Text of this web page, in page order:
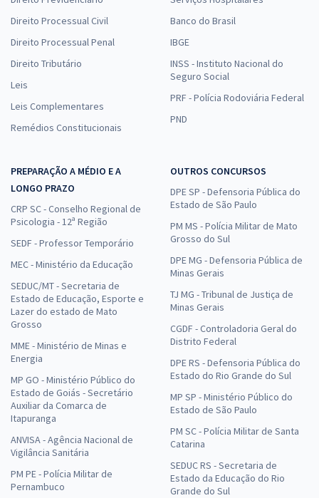
Direito Processual Civil
Direito Processual Penal
Direito Tributário
Leis
Leis Complementares
Remédios Constitucionais
Banco do Brasil
IBGE
INSS - Instituto Nacional do
Seguro Social
PRF - Polícia Rodoviária Federal
PND
PREPARAÇÃO A MÉDIO E A
LONGO PRAZO
CRP SC - Conselho Regional de
Psicologia - 12ª Região
SEDF - Professor Temporário
MEC - Ministério da Educação
SEDUC/MT - Secretaria de
Estado de Educação, Esporte e
Lazer do estado de Mato
Grosso
MME - Ministério de Minas e
Energia
MP GO - Ministério Público do
Estado de Goiás - Secretário
Auxiliar da Comarca de
Itapuranga
ANVISA - Agência Nacional de
Vigilância Sanitária
PM PE - Polícia Militar de
Pernambuco
OUTROS CONCURSOS
DPE SP - Defensoria Pública do
Estado de São Paulo
PM MS - Polícia Militar de Mato
Grosso do Sul
DPE MG - Defensoria Pública de
Minas Gerais
TJ MG - Tribunal de Justiça de
Minas Gerais
CGDF - Controladoria Geral do
Distrito Federal
DPE RS - Defensoria Pública do
Estado do Rio Grande do Sul
MP SP - Ministério Público do
Estado de São Paulo
PM SC - Polícia Militar de Santa
Catarina
SEDUC RS - Secretaria de
Estado da Educação do Rio
Grande do Sul